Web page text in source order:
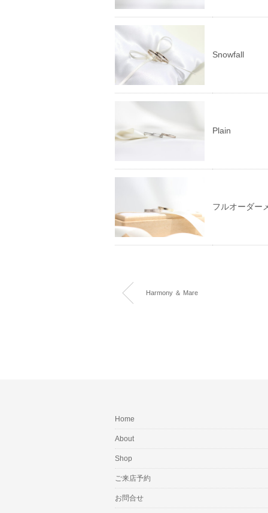
Snowfall
Plain
フルオーダー
Harmony ＆ Mare
Home
About
Shop
ご来店予約
お問合せ